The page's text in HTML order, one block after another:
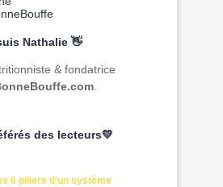
Nathalie 👋
& fondatrice
des lecteurs💛
6 piliers d’un système